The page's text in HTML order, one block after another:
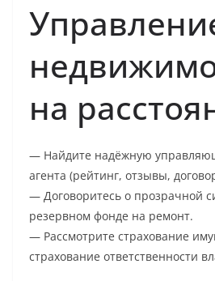
на
— Найдите надёжную
агента (рейтинг, отзывы,
— Договоритесь о прозрачной
резервном фонде на ремонт.
— Рассмотрите страхование
страхование ответственности